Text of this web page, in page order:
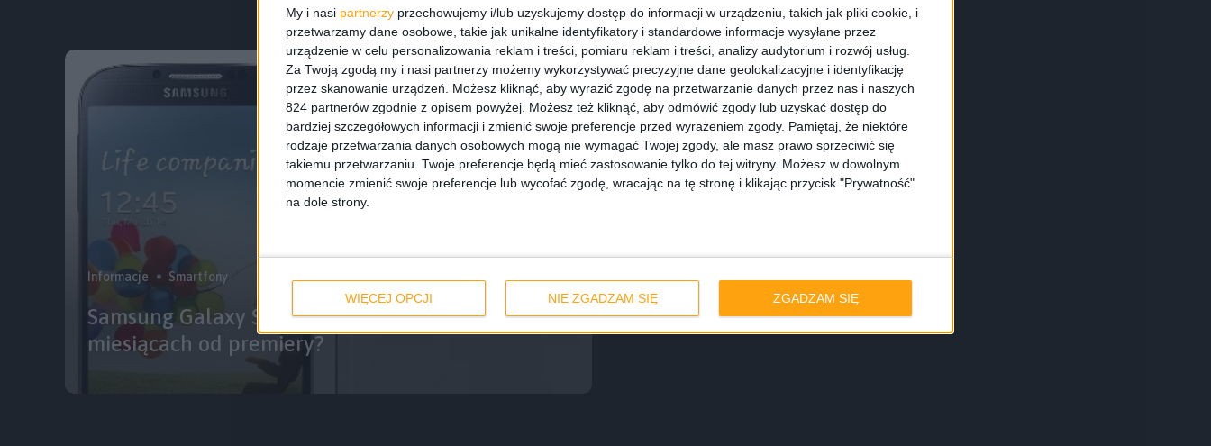
My i nasi partnerzy przechowujemy i/lub uzyskujemy dostęp do informacji w urządzeniu, takich jak pliki cookie, i
przetwarzamy dane osobowe, takie jak unikalne identyfikatory i standardowe informacje wysyłane przez
urządzenie w celu personalizowania reklam i treści, pomiaru reklam i treści, analizy audytorium i rozwój usług.
Za Twoją zgodą my i nasi partnerzy możemy wykorzystywać precyzyjne dane geolokalizacyjne i identyfikację
przez skanowanie urządzeń. Możesz kliknąć, aby wyrazić zgodę na przetwarzanie danych przez nas i naszych
824 partnerów zgodnie z opisem powyżej. Możesz też kliknąć, aby odmówić zgody lub uzyskać dostęp do
bardziej szczegółowych informacji i zmienić swoje preferencje przed wyrażeniem zgody. Pamiętaj, że niektóre
rodzaje przetwarzania danych osobowych mogą nie wymagać Twojej zgody, ale masz prawo sprzeciwić się
takiemu przetwarzaniu. Twoje preferencje będą mieć zastosowanie tylko do tej witryny. Możesz w dowolnym
momencie zmienić swoje preferencje lub wycofać zgodę, wracając na tę stronę i klikając przycisk "Prywatność"
na dole strony.
WIĘCEJ OPCJI NIE ZGADZAM SIĘ ZGADZAM SIĘ
Informacje Smartfony
Samsung Galaxy S 4 – jak wyglądają ceny po 4
miesiącach od premiery?